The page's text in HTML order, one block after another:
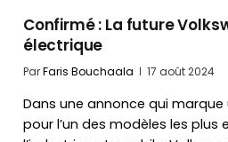
Confirmé : La future
électrique
ParFaris Bouchaala 17 août 2024
Dans une annonce qui
pour l’un des modèles les